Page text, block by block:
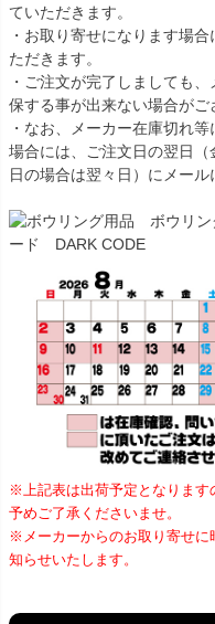
ていただきます。
・お取り寄せになります場
ただきます。
・ご注文が完了しましても
保する事が出来ない場合がご
・なお、メーカー在庫切れ
場合には、ご注文日の翌日
日の場合は翌々日）にメール
※上記表は出荷予定となります
予めご了承くださいませ。
※メーカーからのお取り寄せに
知らせいたします。